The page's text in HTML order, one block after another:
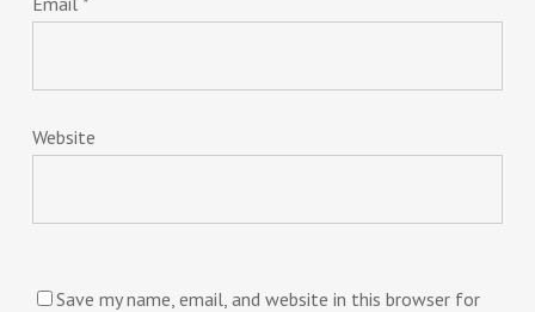
Website
Save my name, email, and website in this browser for